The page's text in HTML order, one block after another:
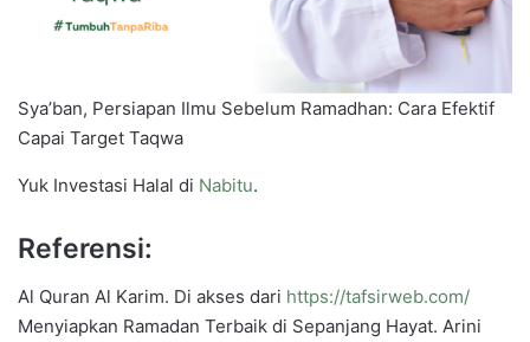
Sya’ban, Persiapan Ilmu Sebelum Ramadhan: Cara Efektif
Capai Target Taqwa
Yuk Investasi Halal di Nabitu.
Referensi:
Al Quran Al Karim. Di akses dari https://tafsirweb.com/
Menyiapkan Ramadan Terbaik di Sepanjang Hayat. Arini